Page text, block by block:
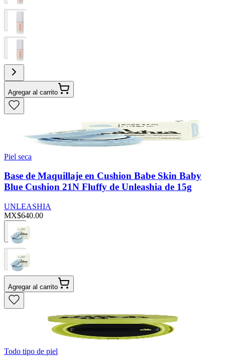
Agregar al carrito
Piel seca
Base de Maquillaje en Cushion Babe Skin Baby
Blue Cushion 21N Fluffy de Unleashia de 15g
UNLEASHIA
MX$640.00
Agregar al carrito
Todo tipo de piel